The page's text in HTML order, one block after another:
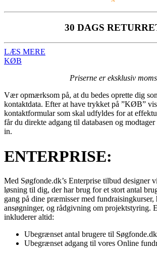
30 DAGS
LÆS MERE
KØB
Priserne er eksklusiv moms
Vær opmærksom på, at du bedes oprette dig
kontaktdata. Efter at have trykket på ”KØB”
kontaktformular som skal udfyldes for at
får du direkte adgang til databasen og
in.
ENTERPRISE:
Med Søgfonde.dk’s Enterprise tilbud designer
løsning til dig, der har brug for et stort antal
gang på dine præmisser med
ansøgninger, og rådgivning om projektstyring.
inkluderer altid:
Ubegrænset antal brugere til Søgfonde.dk
Ubegrænset adgang til vores Online